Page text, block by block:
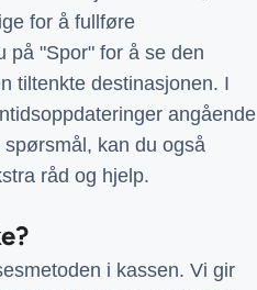
for å fullføre
på "Spor" for å se den
tiltenkte destinasjonen. I
angående
kan du også
råd og hjelp.
i kassen. Vi gir